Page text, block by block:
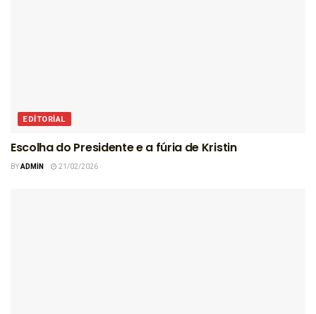
EDITORIAL
Escolha do Presidente e a fúria de Kristin
BYADMIN 21/02/2026